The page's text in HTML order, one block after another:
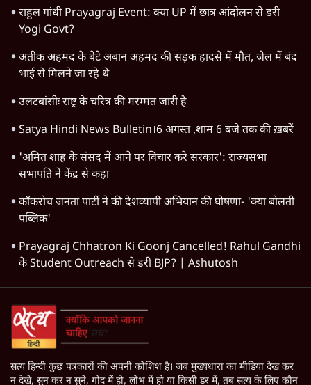
राहुल गांधी Prayagraj Event: क्या UP में छात्र आंदोलन से डरी
Yogi Govt?
अतीक अहमद के बेटे अबान अहमद की सड़क हादसे में मौत, जेल में बंद
भाई से मिलने जा रहे थे
उलटबांसीः राष्ट्र के चरित्र की मरम्मत जारी है
Satya Hindi News Bulletin।6 अगस्त ,शाम 6 बजे तक की ख़बरें
'अमित शाह के संसद में आने पर विचार करे सरकार': राज्यसभा
सभापति ने केंद्र से कहा
कॉकरोच जनता पार्टी ने की देशव्यापी अभियान की घोषणा- 'क्या बोलती
पब्लिक'
Prayagraj Chhatron Ki Goonj Cancelled! Rahul Gandhi
के Student Outreach से डरी BJP? | Ashutosh
सत्य हिन्दी कुछ पत्रकारों की अपनी कोशिश है। जब मुख्यधारा का मीडिया देख कर
न देखे, सुन कर न सुने, गोद में हो, लोभ में हो या किसी डर में, तब सत्य के लिए कौन